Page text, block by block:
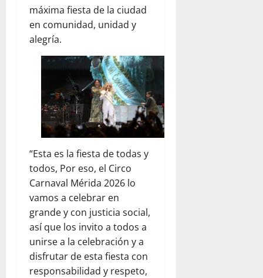
máxima fiesta de la ciudad
en comunidad, unidad y
alegría.
“Esta es la fiesta de todas y
todos, Por eso, el Circo
Carnaval Mérida 2026 lo
vamos a celebrar en
grande y con justicia social,
así que los invito a todos a
unirse a la celebración y a
disfrutar de esta fiesta con
responsabilidad y respeto,